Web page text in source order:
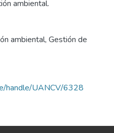
ambiental.
ambiental, Gestión de
handle/UANCV/6328